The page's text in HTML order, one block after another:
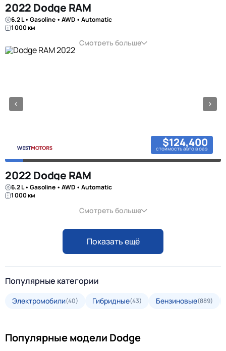
2022 Dodge RAM
6.2 L • Gasoline • AWD • Automatic
1 000 км
Смотреть больше
$124,400
стоимость авто в оаэ
2022 Dodge RAM
6.2 L • Gasoline • AWD • Automatic
1 000 км
Смотреть больше
Показать ещё
Популярные категории
Электромобили(40) Гибридные(43) Бензиновые(889)
Популярные модели Dodge